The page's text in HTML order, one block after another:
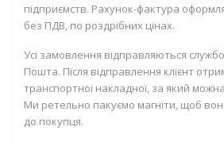
підприємств. Рахунок-фактура
без ПДВ, по роздрібних цінах.
Усі замовлення відправляються
Пошта. Після відправлення клієнт
транспортної накладної, за який
Ми ретельно пакуємо магніти, щоб
до покупця.